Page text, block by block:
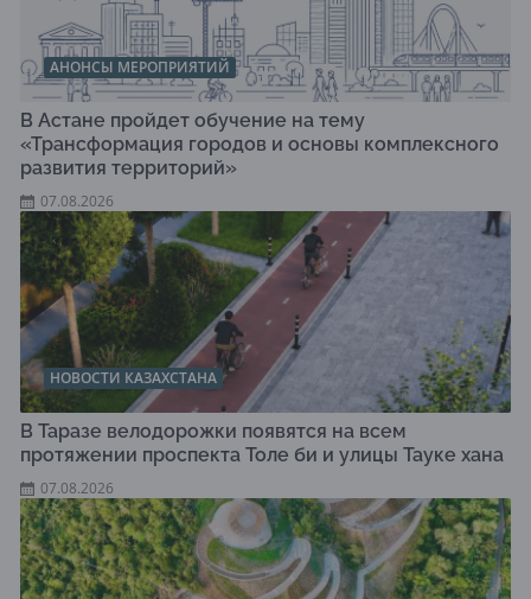
АНОНСЫ МЕРОПРИЯТИЙ
В Астане пройдет обучение на тему
«Трансформация городов и основы комплексного
развития территорий»
07.08.2026
НОВОСТИ КАЗАХСТАНА
В Таразе велодорожки появятся на всем
протяжении проспекта Толе би и улицы Тауке хана
07.08.2026